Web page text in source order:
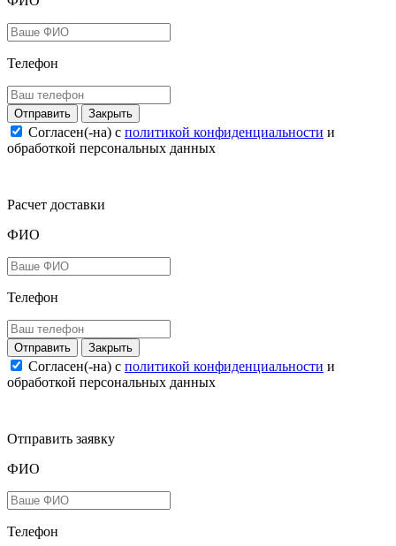
Телефон
Закрыть
Согласен(-на) c политикой конфиденциальности и
обработкой персональных данных
Расчет доставки
ФИО
Телефон
Закрыть
Согласен(-на) c политикой конфиденциальности и
обработкой персональных данных
Отправить заявку
ФИО
Телефон